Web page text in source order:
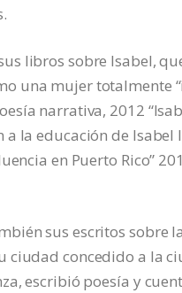
libros sobre Isabel,
una mujer totalmente
narrativa, 2012
la educación de Isabel
en Puerto Rico”
sus escritos sobre
ciudad concedido a la
escribió poesía y